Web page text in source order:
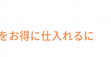
お得に仕入れるに